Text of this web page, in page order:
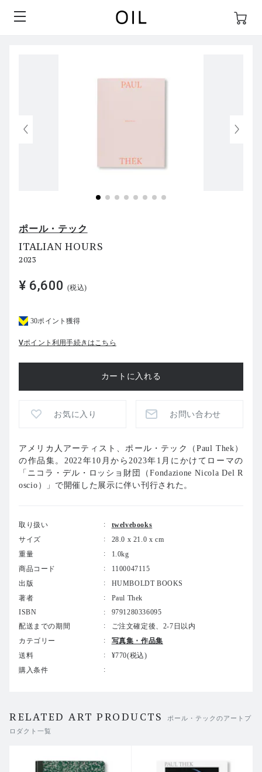
ポール・テック
ITALIAN HOURS
2023
¥ 6,600 (税込)
30ポイント獲得
Vポイント利用手続きはこちら
お気に入り お問い合わせ
アメリカ人アーティスト、ポール・テック（Paul Thek）
の作品集。2022年10月から2023年1月にかけてローマの
「ニコラ・デル・ロッショ財団（Fondazione Nicola Del R
oscio）」で開催した展示に伴い刊行された。
取り扱い
twelvebooks
サイズ
28.0 x 21.0 x cm
重量
1.0kg
商品コード
1100047115
出版
HUMBOLDT BOOKS
著者
Paul Thek
ISBN
9791280336095
配送までの期間
ご注文確定後、2-7日以内
カテゴリー
写真集・作品集
送料
¥770(税込)
購入条件
RELATED ART PRODUCTS
ポール・テックのアートプ
ロダクト一覧